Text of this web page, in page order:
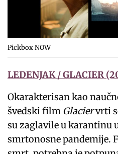
Pickbox NOW
LEDENJAK / GLACIER
Okarakterisan kao
švedski film Glaciervrti
su zaglavile u karantinu
smrtonosne pandemije.